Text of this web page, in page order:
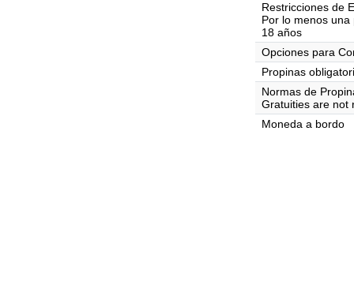
Restricciones de
Por lo menos
18 años
Opciones para
Propinas
Normas de
Gratuities are not
Moneda a bordo